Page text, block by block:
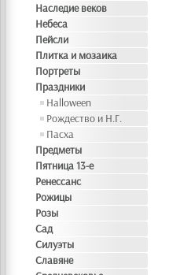
Наследие веков
Небеса
Пейсли
Плитка и мозаика
Портреты
Праздники
Halloween
Рождество и Н.Г.
Пасха
Предметы
Пятница 13-е
Ренессанс
Рожицы
Розы
Сад
Силуэты
Славяне